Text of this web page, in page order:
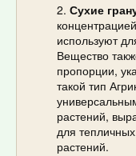
Сухие
используют
Вещество
пропорции,
такой тип
растений,
для
растений.